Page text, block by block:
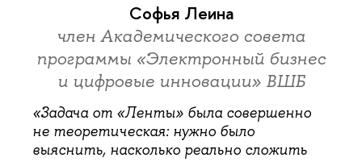
Софья Леина
член Академического совета
программы «Электронный бизнес
и цифровые инновации» ВШБ
«Задача от «Ленты» была совершенно
не теоретическая: нужно было
выяснить, насколько реально сложить